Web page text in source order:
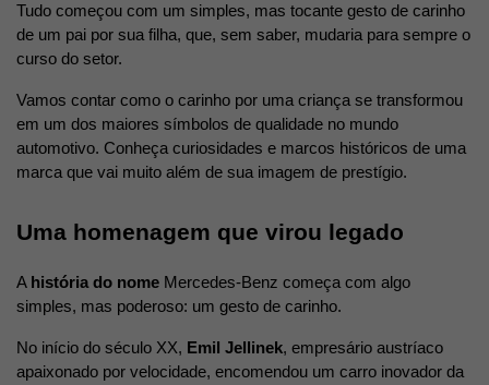
Tudo começou com um simples, mas tocante gesto de carinho
de um pai por sua filha, que, sem saber, mudaria para sempre o
curso do setor.
Vamos contar como o carinho por uma criança se transformou
em um dos maiores símbolos de qualidade no mundo
automotivo. Conheça curiosidades e marcos históricos de uma
marca que vai muito além de sua imagem de prestígio.
Uma homenagem que virou legado
A história do nome Mercedes-Benz começa com algo
simples, mas poderoso: um gesto de carinho.
No início do século XX, Emil Jellinek, empresário austríaco